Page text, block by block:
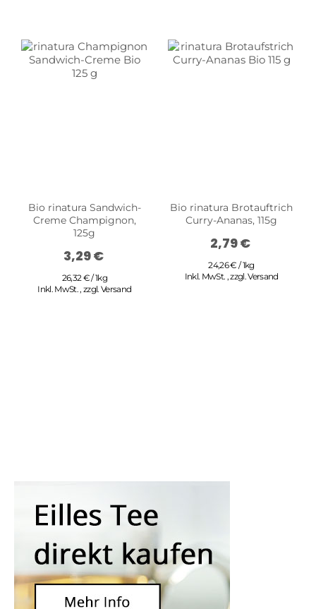
Bio rinatura Sandwich-
Creme Champignon,
125g
3,29 €
26,32 € / 1kg
Inkl. MwSt.,zzgl.Versand
Bio rinatura Brotauftrich
Curry-Ananas, 115g
2,79 €
24,26 € / 1kg
Inkl. MwSt. ,zzgl.Versand